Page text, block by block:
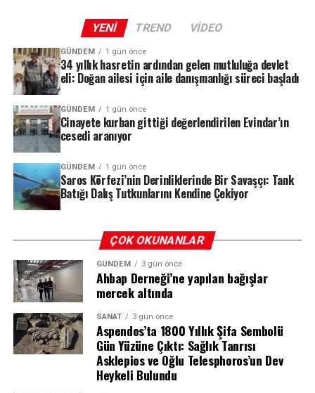
ABD’de Tarihin En İyi İkinci Açılışı
Film, ABD gişesinde 335 milyon dolarlık açılış rakamı
yakalayarak ülke tarihinin en iyi ikinci açılışını
gerçekleştirdi. Aynı zamanda bu sonuç, Sony Pictures’ın
REKLAM
YENI TREND VIDEO
GÜNDEM 1 gün önce
34 yıllık hasretin ardından gelen mutluluğa devlet
eli: Doğan ailesi için aile danışmanlığı süreci başladı
GÜNDEM 1 gün önce
Cinayete kurban gittiği değerlendirilen Evindar’ın
cesedi aranıyor
GÜNDEM 1 gün önce
Saros Körfezi’nin Derinliklerinde Bir Savaşçı: Tank
Batığı Dalış Tutkunlarını Kendine Çekiyor
ÇOK OKUNANLAR
GÜNDEM 3 gün önce
Ahbap Derneği’ne yapılan bağışlar
mercek altında
SANAT 3 gün önce
Aspendos’ta 1800 Yıllık Şifa Sembolü
Gün Yüzüne Çıktı: Sağlık Tanrısı
Asklepios ve Oğlu Telesphoros’un Dev
Heykeli Bulundu